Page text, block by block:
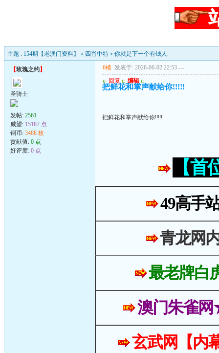
主题 : 154期【老澳门资料】＜四肖中特＞你就是下一个有钱人.
【玫瑰之约】
圣骑士
发帖: 2561
威望: 15187 点
铜币: 3488 枚
贡献值: 0 点
好评度: 0 点
6楼 发表于: 2026-06-02 22:53 ---
u 回复 u 编辑 u
把鲜花和掌声献给你!!!!!
把鲜花和掌声献给你!!!!!
【
49高手
青龙网
最老牌白
澳门朱雀
玄武网【内